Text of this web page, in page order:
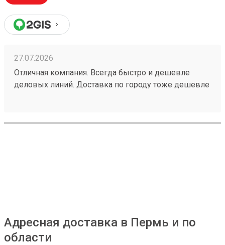
27.07.2026
Отличная компания. Всегда быстро и дешевле
деловых линий. Доставка по городу тоже дешевле
Адресная доставка в Пермь и по
области